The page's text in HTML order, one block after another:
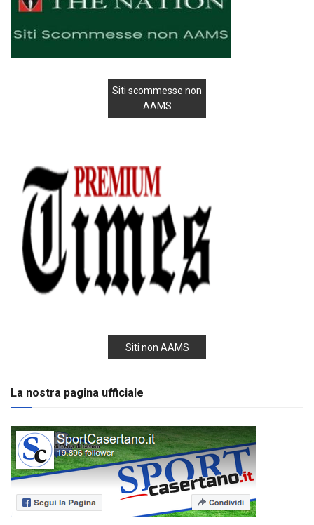
Siti scommesse non
AAMS
Siti non AAMS
La nostra pagina ufficiale